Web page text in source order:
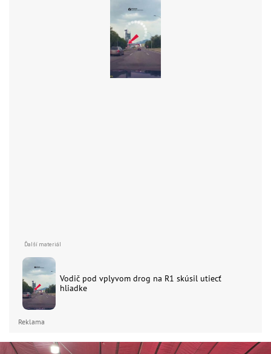
Vodič pod vplyvom drog na R1 skúsil utiecť
hliadke
Reklama